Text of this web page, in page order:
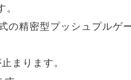
の精密型プッシュプルゲー
まります。